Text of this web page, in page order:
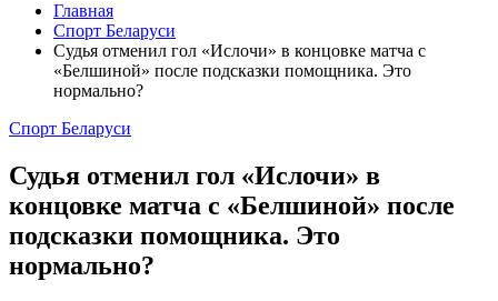
Главная
Спорт Беларуси
Судья отменил гол «Ислочи» в концовке матча с
«Белшиной» после подсказки помощника. Это
нормально?
Спорт Беларуси
Судья отменил гол «Ислочи» в
концовке матча с «Белшиной» после
подсказки помощника. Это
нормально?